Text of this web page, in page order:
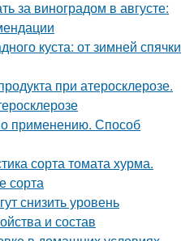
за виноградом в августе:
куста: от зимней спячки
при атеросклерозе.
применению. Способ
сорта томата хурма.
сорта
снизить уровень
и состав